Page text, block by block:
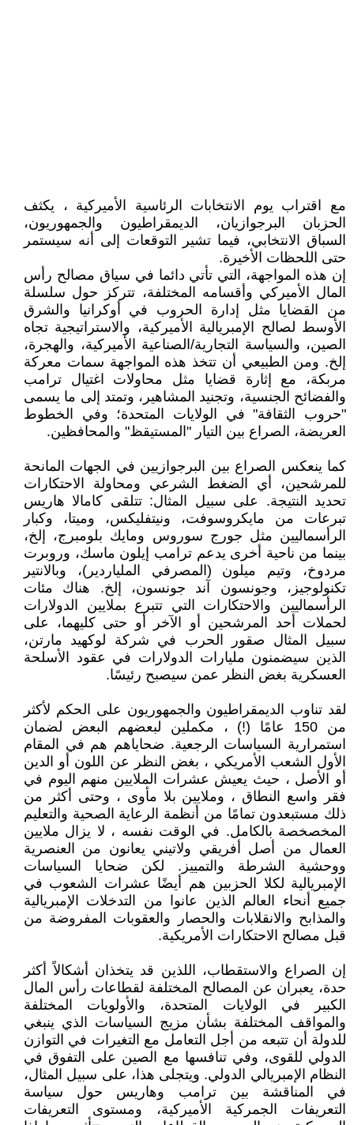
مع اقتراب يوم الانتخابات الرئاسية الأميركية ، يكثف
الحزبان البرجوازيان، الديمقراطيون والجمهوريون،
السباق الانتخابي، فيما تشير التوقعات إلى أنه سيستمر
حتى اللحظات الأخيرة.
إن هذه المواجهة، التي تأتي دائما في سياق مصالح رأس
المال الأميركي وأقسامه المختلفة، تتركز حول سلسلة
من القضايا مثل إدارة الحروب في أوكرانيا والشرق
الأوسط لصالح الإمبريالية الأميركية، والاستراتيجية تجاه
الصين، والسياسة التجارية/الصناعية الأميركية، والهجرة،
إلخ. ومن الطبيعي أن تتخذ هذه المواجهة سمات معركة
مربكة، مع إثارة قضايا مثل محاولات اغتيال ترامب
والفضائح الجنسية، وتجنيد المشاهير، وتمتد إلى ما يسمى
"حروب الثقافة" في الولايات المتحدة؛ وفي الخطوط
العريضة، الصراع بين التيار "المستيقظ" والمحافظين.
كما ينعكس الصراع بين البرجوازيين في الجهات المانحة
للمرشحين، أي الضغط الشرعي ومحاولة الاحتكارات
تحديد النتيجة. على سبيل المثال: تتلقى كامالا هاريس
تبرعات من مايكروسوفت، ونيتفليكس، وميتا، وكبار
الرأسماليين مثل جورج سوروس ومايك بلومبرج، إلخ،
بينما من ناحية أخرى يدعم ترامب إيلون ماسك، وروبرت
مردوخ، وتيم ميلون (المصرفي الملياردير)، وبالانتير
تكنولوجيز، وجونسون آند جونسون، إلخ. هناك مئات
الرأسماليين والاحتكارات التي تتبرع بملايين الدولارات
لحملات أحد المرشحين أو الآخر أو حتى كليهما، على
سبيل المثال صقور الحرب في شركة لوكهيد مارتن،
الذين سيضمنون مليارات الدولارات في عقود الأسلحة
العسكرية بغض النظر عمن سيصبح رئيسًا.
لقد تناوب الديمقراطيون والجمهوريون على الحكم لأكثر
من 150 عامًا (!) ، مكملين لبعضهم البعض لضمان
استمرارية السياسات الرجعية. ضحاياهم هم في المقام
الأول الشعب الأمريكي ، بغض النظر عن اللون أو الدين
أو الأصل ، حيث يعيش عشرات الملايين منهم اليوم في
فقر واسع النطاق ، وملايين بلا مأوى ، وحتى أكثر من
ذلك مستبعدون تمامًا من أنظمة الرعاية الصحية والتعليم
المخصخصة بالكامل. في الوقت نفسه ، لا يزال ملايين
العمال من أصل أفريقي ولاتيني يعانون من العنصرية
ووحشية الشرطة والتمييز. لكن ضحايا السياسات
الإمبريالية لكلا الحزبين هم أيضًا عشرات الشعوب في
جميع أنحاء العالم الذين عانوا من التدخلات الإمبريالية
والمذابح والانقلابات والحصار والعقوبات المفروضة من
قبل مصالح الاحتكارات الأمريكية.
إن الصراع والاستقطاب، اللذين قد يتخذان أشكالاً أكثر
حدة، يعبران عن المصالح المختلفة لقطاعات رأس المال
الكبير في الولايات المتحدة، والأولويات المختلفة
والمواقف المختلفة بشأن مزيج السياسات الذي ينبغي
للدولة أن تتبعه من أجل التعامل مع التغيرات في التوازن
الدولي للقوى، وفي تنافسها مع الصين على التفوق في
النظام الإمبريالي الدولي. ويتجلى هذا، على سبيل المثال،
في المناقشة بين ترامب وهاريس حول سياسة
التعريفات الجمركية الأميركية، ومستوى التعريفات